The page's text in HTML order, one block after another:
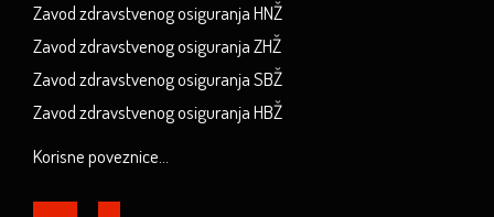
Zavod zdravstvenog osiguranja HNŽ
Zavod zdravstvenog osiguranja ZHŽ
Zavod zdravstvenog osiguranja SBŽ
Zavod zdravstvenog osiguranja HBŽ
Korisne poveznice...